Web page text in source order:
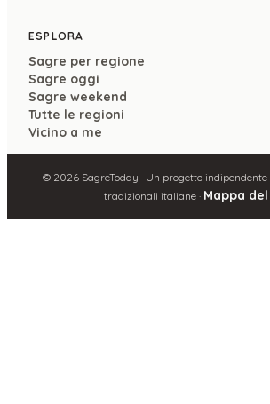
ESPLORA
Sagre per regione
Sagre oggi
Sagre weekend
Tutte le regioni
Vicino a me
© 2026SagreToday · Un progetto
tradizionali italiane · Mappa